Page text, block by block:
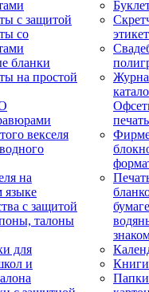
с защитой
со
бланки
на простой
векселя
на
языке
с защитой
талоны
для
и
печать
Книги
Папки